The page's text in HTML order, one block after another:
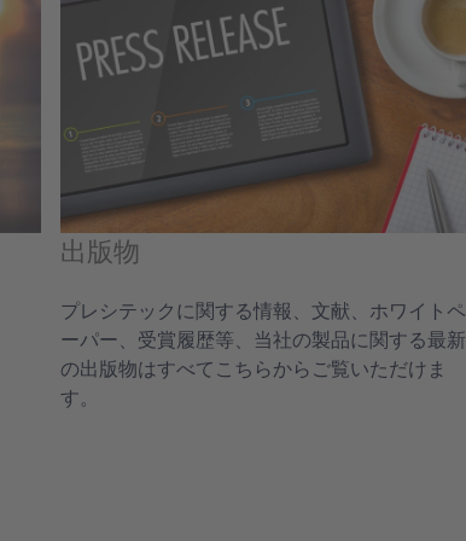
出版物
プレシテックに関する情報、文献、ホワイトペ
ーパー、受賞履歴等、当社の製品に関する最新
の出版物はすべてこちらからご覧いただけま
す。